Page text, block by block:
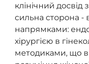
клінічний
сильна сторона -
напрямками:
хірургією в
методиками, що